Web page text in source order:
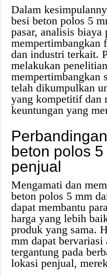
Dalam
besi beton polos 5
pasar, analisis biaya
mempertimbangkan
dan industri terkait.
melakukan
mempertimbangkan
telah dikumpulkan
yang kompetitif dan
keuntungan yang
beton polos
penjual
Mengamati dan
beton polos 5 mm
dapat membantu
harga yang lebih
produk yang sama.
mm dapat bervariasi
tergantung pada
lokasi penjual,